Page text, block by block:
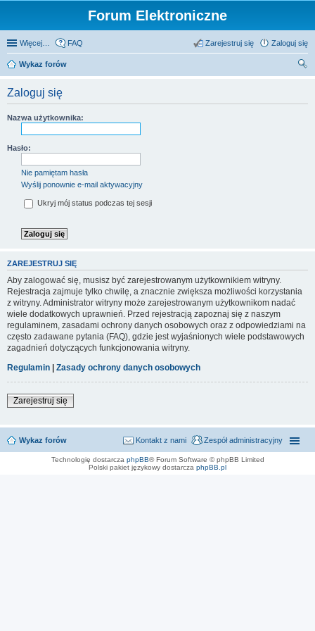
Forum Elektroniczne
Więcej… FAQ Zaloguj się
Zarejestruj się
Wykaz forów
Zaloguj się
Nazwa użytkownika:
Hasło:
Nie pamiętam hasła
Wyślij ponownie e-mail aktywacyjny
Ukryj mój status podczas tej sesji
ZAREJESTRUJ SIĘ
Aby zalogować się, musisz być zarejestrowanym użytkownikiem witryny.
Rejestracja zajmuje tylko chwilę, a znacznie zwiększa możliwości korzystania
z witryny. Administrator witryny może zarejestrowanym użytkownikom nadać
wiele dodatkowych uprawnień. Przed rejestracją zapoznaj się z naszym
regulaminem, zasadami ochrony danych osobowych oraz z odpowiedziami na
często zadawane pytania (FAQ), gdzie jest wyjaśnionych wiele podstawowych
zagadnień dotyczących funkcjonowania witryny.
Regulamin | Zasady ochrony danych osobowych
Zarejestruj się
Wykaz forów Zespół administracyjny
Kontakt z nami
Technologię dostarcza phpBB® Forum Software © phpBB Limited
Polski pakiet językowy dostarcza phpBB.pl